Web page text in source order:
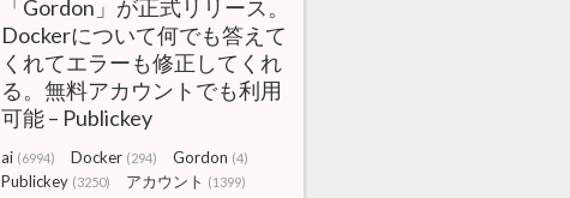
「Gordon」が正式リリース。
Dockerについて何でも答えて
くれてエラーも修正してくれ
る。無料アカウントでも利用
可能 – Publickey
ai (6994) Docker (294) Gordon (4)
Publickey (3250) アカウント (1399)